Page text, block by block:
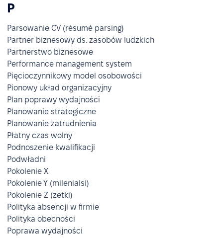
P
Parsowanie CV (résumé parsing)
Partner biznesowy ds. zasobów ludzkich
Partnerstwo biznesowe
Performance management system
Pięcioczynnikowy model osobowości
Pionowy układ organizacyjny
Plan poprawy wydajności
Planowanie strategiczne
Planowanie zatrudnienia
Płatny czas wolny
Podnoszenie kwalifikacji
Podwładni
Pokolenie X
Pokolenie Y (milenialsi)
Pokolenie Z (zetki)
Polityka absencji w firmie
Polityka obecności
Poprawa wydajności